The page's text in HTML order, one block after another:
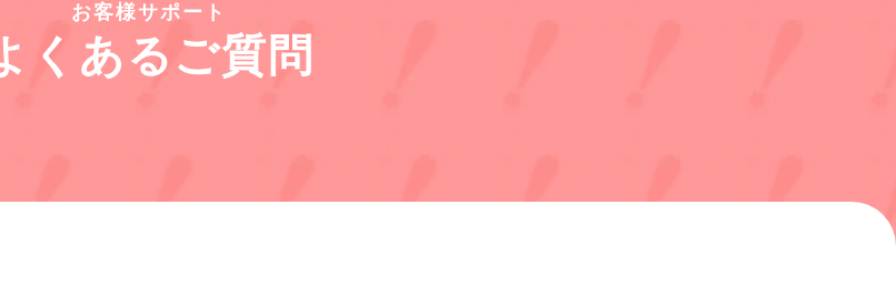
お客様サポート
くあるご質問